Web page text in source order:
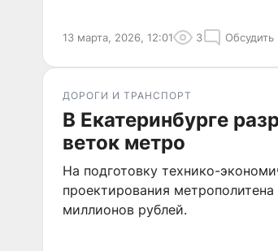
13 марта, 2026, 12:01 3 Обсудить
ДОРОГИ И ТРАНСПОРТ
В Екатеринбурге
веток метро
На подготовку технико-
проектирования
миллионов рублей.